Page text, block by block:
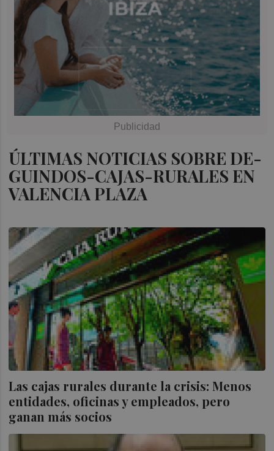
ÚLTIMAS NOTICIAS SOBRE DE-
GUINDOS-CAJAS-RURALES EN
VALENCIA PLAZA
Las cajas rurales durante la crisis: Menos
entidades, oficinas y empleados, pero
ganan más socios